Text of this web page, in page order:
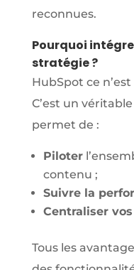
reconnues.
Pourquoi
stratégie ?
HubSpot ce
C’est un
permet de :
Piloter
contenu ;
Suivre la
Centraliser
Tous les